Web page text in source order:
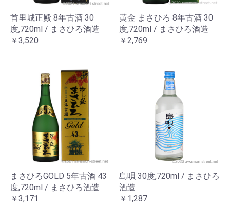
首里城正殿 8年古酒 30
度,720ml / まさひろ酒造
￥3,520
黄金 まさひろ 8年古酒 30
度,720ml / まさひろ酒造
￥2,769
まさひろGOLD 5年古酒 43
度,720ml / まさひろ酒造
￥3,171
島唄 30度,720ml / まさひろ
酒造
￥1,287